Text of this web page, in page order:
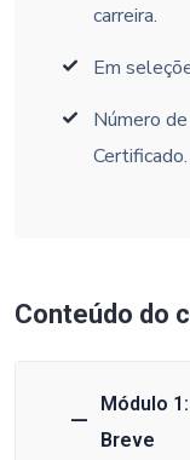
carreira.
Em
Número
Certificado.
Conteúdo do
Módulo
Breve